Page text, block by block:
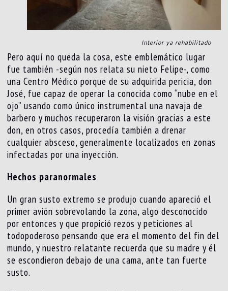
Interior ya rehabilitado
Pero aquí no queda la cosa, este emblemático lugar
fue también -según nos relata su nieto Felipe-, como
una Centro Médico porque de su adquirida pericia, don
José, fue capaz de operar la conocida como “nube en el
ojo” usando como único instrumental una navaja de
barbero y muchos recuperaron la visión gracias a este
don, en otros casos, procedía también a drenar
cualquier absceso, generalmente localizados en zonas
infectadas por una inyección.
Hechos paranormales
Un gran susto extremo se produjo cuando apareció el
primer avión sobrevolando la zona, algo desconocido
por entonces y que propició rezos y peticiones al
todopoderoso pensando que era el momento del fin del
mundo, y nuestro relatante recuerda que su madre y él
se escondieron debajo de una cama, ante tan fuerte
susto.